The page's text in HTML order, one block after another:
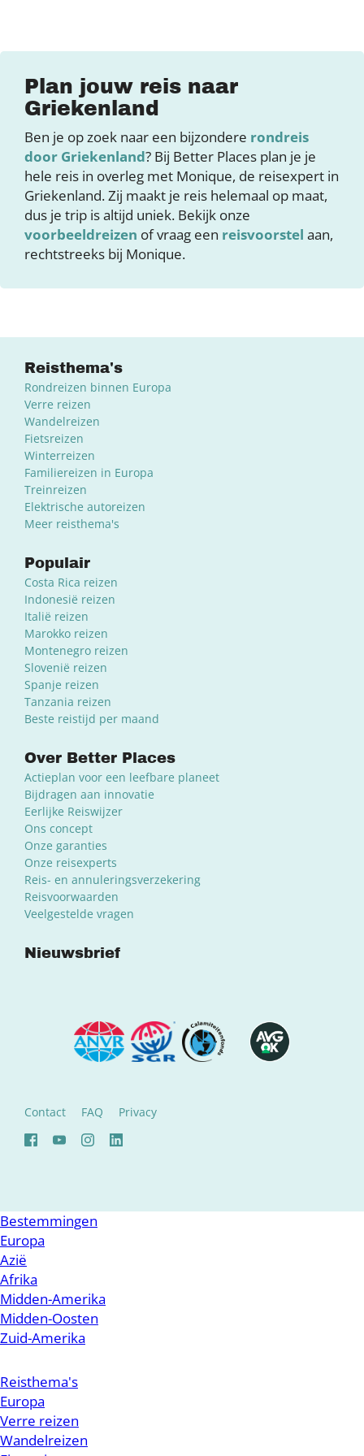
Plan jouw reis naar
Griekenland
Ben je op zoek naar een bijzondere rondreis
door Griekenland? Bij Better Places plan je je
hele reis in overleg met Monique, de reisexpert in
Griekenland. Zij maakt je reis helemaal op maat,
dus je trip is altijd uniek. Bekijk onze
voorbeeldreizen of vraag een reisvoorstel aan,
rechtstreeks bij Monique.
Reisthema's
Rondreizen binnen Europa
Verre reizen
Wandelreizen
Fietsreizen
Winterreizen
Familiereizen in Europa
Treinreizen
Elektrische autoreizen
Meer reisthema's
Populair
Costa Rica reizen
Indonesië reizen
Italië reizen
Marokko reizen
Montenegro reizen
Slovenië reizen
Spanje reizen
Tanzania reizen
Beste reistijd per maand
Over Better Places
Actieplan voor een leefbare planeet
Bijdragen aan innovatie
Eerlijke Reiswijzer
Ons concept
Onze garanties
Onze reisexperts
Reis- en annuleringsverzekering
Reisvoorwaarden
Veelgestelde vragen
Nieuwsbrief
Contact FAQ Privacy
Bestemmingen
Europa
Azië
Afrika
Midden-Amerika
Midden-Oosten
Zuid-Amerika
Reisthema's
Europa
Verre reizen
Wandelreizen